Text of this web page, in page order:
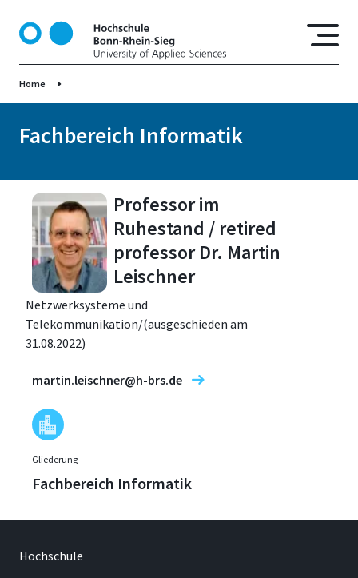
t
I
Home
Fachbereich Informatik
Professor im
Ruhestand / retired
professor Dr. Martin
Leischner
Netzwerksysteme und
Telekommunikation/(ausgeschieden am
31.08.2022)
martin.leischner@h-brs.de
Gliederung
Fachbereich Informatik
Hochschule